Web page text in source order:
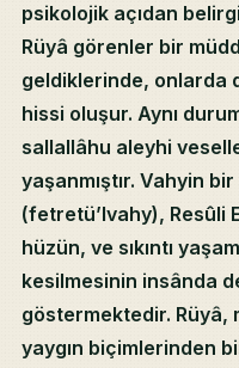
psikolojik açıdan
Rüyâ görenler bir
geldiklerinde, onlarda
hissi oluşur. Aynı
sallallâhu aleyhi
yaşanmıştır. Vahyin
(fetretü’lvahy), Resûli
hüzün, ve sıkıntı
kesilmesinin insânda
göstermektedir. Rüyâ,
yaygın biçimlerinden